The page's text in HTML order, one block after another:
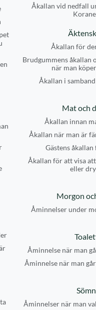
Åkallan vid nedfall
Åkallan för
Brudgummens åkallan
när man
Åkallan i
Mat och
Åkallan innan
Åkallan när man är
Gästens
Åkallan för att visa
eller
Morgon
Åminnelser under
Åminnelse när man
Åminnelse när man
Sömn
Åminnelser när man